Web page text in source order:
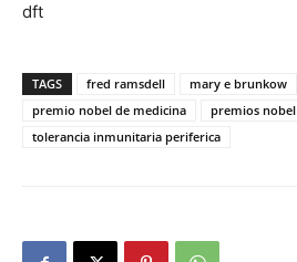
dft
TAGS fred ramsdell
mary e brunkow
premio nobel de medicina
premios nobel
tolerancia inmunitaria periferica